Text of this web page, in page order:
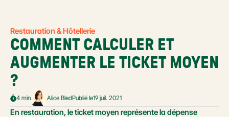
Restauration & Hôtellerie
COMMENT CALCULER ET
AUGMENTER LE TICKET MOYEN
?
4 min Alice BledPublié le19 juil. 2021
En restauration, le ticket moyen représente la dépense